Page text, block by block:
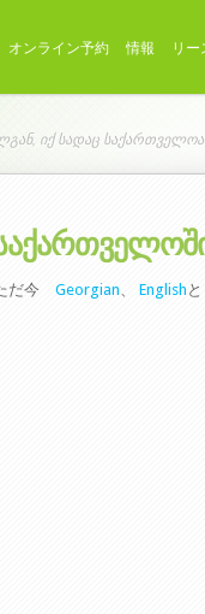
オンライン予約 情報 リー
იქ სადაც საქართველოა
だ今 Georgian、 English と